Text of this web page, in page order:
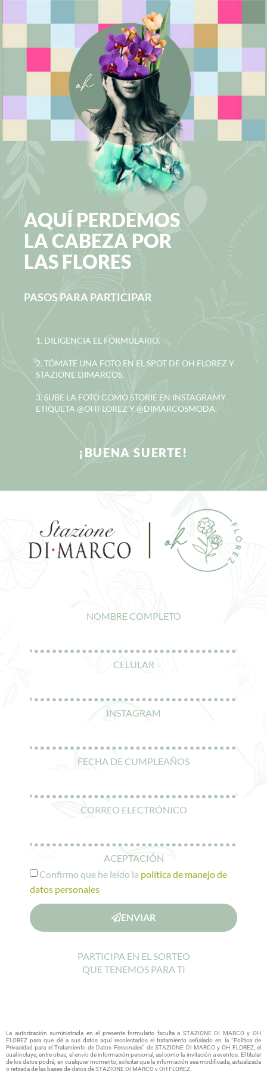
AQUÍ PERDEMOS
LA CABEZA POR
LAS FLORES
PASOS PARA PARTICIPAR
1. DILIGENCIA EL FORMULARIO.
2. TÓMATE UNA FOTO EN EL SPOT DE OH FLOREZ Y
STAZIONE DIMARCOS.
3. SUBE LA FOTO COMO STORIE EN INSTAGRAMY
ETIQUETA @OHFLOREZ Y @DIMARCOSMODA.
¡BUENA SUERTE!
NOMBRE COMPLETO
CELULAR
INSTAGRAM
FECHA DE CUMPLEAÑOS
CORREO ELECTRÓNICO
ACEPTACIÓN
Confirmo que he leído la política de manejo de
datos personales
ENVIAR
PARTICIPA EN EL SORTEO
QUE TENEMOS PARA TI
La autorización suministrada en el presente formulario faculta a STAZIONE DI MARCO y OH
FLOREZ para que dé a sus datos aquí recolectados el tratamiento señalado en la “Política de
Privacidad para el Tratamiento de Datos Personales” de STAZIONE DI MARCO y OH FLOREZ, el
cual incluye, entre otras, el envío de información personal, así como la invitación a eventos. El titular
de los datos podrá, en cualquier momento, solicitar que la información sea modificada, actualizada
o retirada de las bases de datos de STAZIONE DI MARCO y OH FLOREZ.